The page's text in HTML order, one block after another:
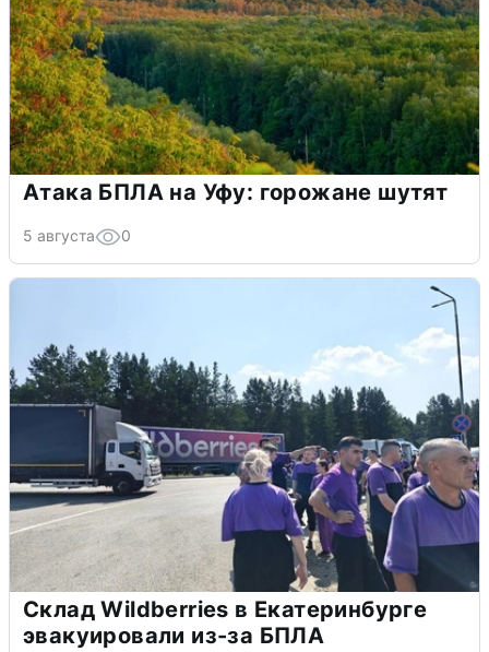
Атака БПЛА на Уфу: горожане шутят
5 августа 0
Склад Wildberries в Екатеринбурге
эвакуировали из-за БПЛА